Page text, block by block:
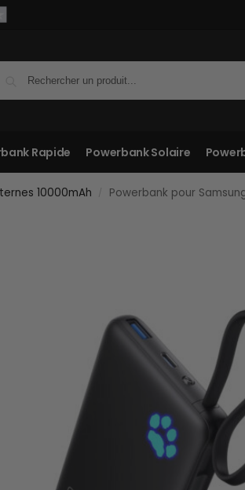
Rapide Powerbank Solaire
10000mAh Powerbank pour